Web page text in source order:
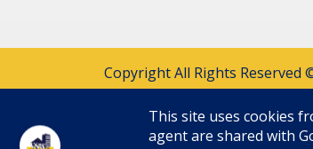
Copyright All Rights Reserved
This site uses cookies
agent are shared with